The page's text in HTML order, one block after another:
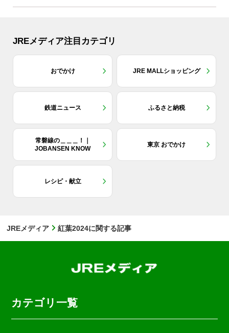
JREメディア注目カテゴリ
おでかけ JRE MALLショッピング
鉄道ニュース ふるさと納税
常磐線の＿＿＿！｜
JOBANSEN KNOW
東京 おでかけ
レシピ・献立
JREメディア 紅葉2024に関する記事
カテゴリ一覧